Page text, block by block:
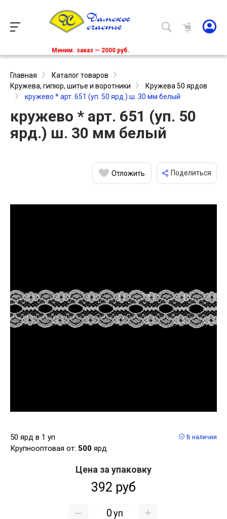
Миним. заказ — 2000 руб.
Главная
Каталог товаров
Кружева, гипюр, шитье и воротники
Кружева 50 ярдов
кружево * арт. 651 (уп. 50 ярд.) ш. 30 мм белый
кружево * арт. 651 (уп. 50
ярд.) ш. 30 мм белый
Отложить Поделиться
50 ярд в 1 уп
Крупнооптовая от: 500 ярд
В наличии
Цена за упаковку
392 руб
уп